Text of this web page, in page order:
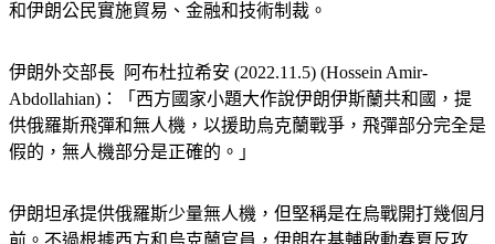
和伊朗公民實施貿易、金融和技術制裁。
伊朗外交部長  阿布杜拉希安 (2022.11.5) (Hossein Amir-
Abdollahian)：「西方國家小題大作說伊朗伊斯蘭共和國，提
供俄羅斯飛彈和無人機，以援助烏克蘭戰爭，飛彈部分完全是
假的，無人機部分是正確的。」
伊朗坦承提供俄羅斯少量無人機，但堅稱是在烏戰開打幾個月
前。不過根據西方和烏克蘭官員，伊朗在基輔啟動春夏反攻